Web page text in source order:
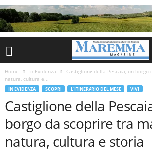
Home In Evidenza
Castiglione della Pescaia, un borgo
natura, cultura e...
IN EVIDENZA SCOPRI L'ITINERARIO DEL MESE VIVI
Castiglione della
borgo da scoprire tra
natura, cultura e storia